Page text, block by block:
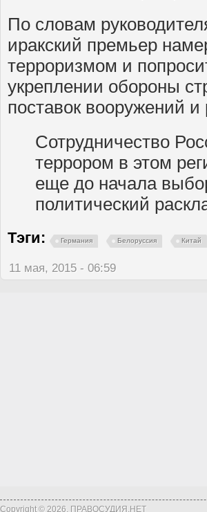
По словам
иракский премьер
терроризмом и
укреплении обороны
поставок вооружений
Сотрудничество
террором в этом
еще до начала
политический
Тэги: Германия Белоруссия Китай
11 мая, 2015 - 06:59
Copyright © 2026, ПРАВОСУДИЯ.НЕТ